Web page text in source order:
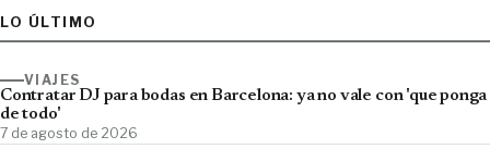
LO ÚLTIMO
VIAJES
Contratar DJ para bodas en Barcelona: ya no vale con 'que ponga
de todo'
7 de agosto de 2026